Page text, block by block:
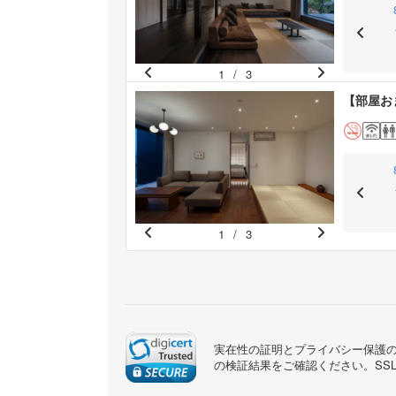
s
Pr
e
vi
o
u
s
N
1 / 3
Pr
u
s
N
1 / 3
【部屋
実在性の証明とプライバシー保護
の検証結果をご確認ください。